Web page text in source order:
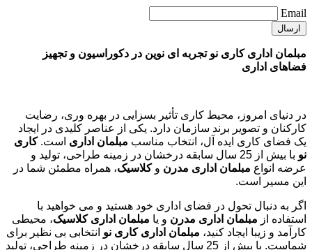
مبلمان اداری کاری نو تجربه ای نوین در دکوراسیون و تجهیز
فضاهای اداری
یک فضای کاری ایده آل، انتخاب مناسب
مبلمان اداریاست.کاری
نو
با بیش از 25 سال سابقه درخشان در زمینه طراحی، تولید و
عرضه انواعمبلمان اداری مدرن وکلاسیک، همراه مطمئن شما در
این مسیر است.
اگر به دنبال تحول در فضای اداری خود هستید و می خواهید با
استفاده از مبلمان اداری مدرن
کارآمد و زیبا ایجاد کنید،مبلمان اداری کاری نو انتخابی بی نظیر برای
شماست. با بیش از 25 سال سابقه درخشان در زمینه طراحی، تولید
و عرضه انواعمبلمان اداری، کاری نو همراه مطمئن شما در مسیر
ایجاد فضایی حرفه ای و دلنشین است.